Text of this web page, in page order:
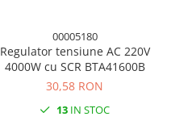
00005180
Regulator tensiune AC 220V
4000W cu SCR BTA41600B
30,58 RON
13 IN STOC